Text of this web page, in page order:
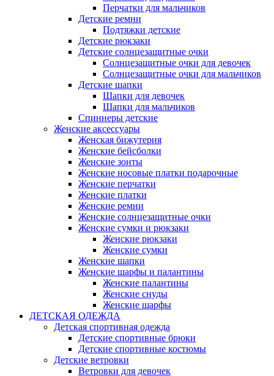
Перчатки для мальчиков
Детские ремни
Подтяжки детские
Детские рюкзаки
Детские солнцезащитные очки
Солнцезащитные очки для девочек
Солнцезащитные очки для мальчиков
Детские шапки
Шапки для девочек
Шапки для мальчиков
Спиннеры детские
Женские аксессуары
Женская бижутерия
Женские бейсболки
Женские зонты
Женские носовые платки подарочные
Женские перчатки
Женские платки
Женские ремни
Женские солнцезащитные очки
Женские сумки и рюкзаки
Женские рюкзаки
Женские сумки
Женские шапки
Женские шарфы и палантины
Женские палантины
Женские снуды
Женские шарфы
ДЕТСКАЯ ОДЕЖДА
Детская спортивная одежда
Детские спортивные брюки
Детские спортивные костюмы
Детские ветровки
Ветровки для девочек